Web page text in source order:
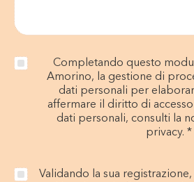
Completando questo
Amorino, la gestione di
dati personali per
affermare il diritto di
dati personali, consulti la
privacy. *
Validando la sua